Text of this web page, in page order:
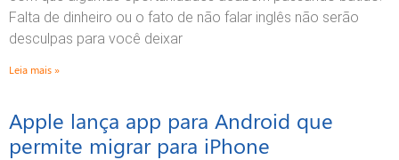
Falta de dinheiro ou o fato de não falar inglês não serão
desculpas para você deixar
Leia mais »
Apple lança app para Android que
permite migrar para iPhone